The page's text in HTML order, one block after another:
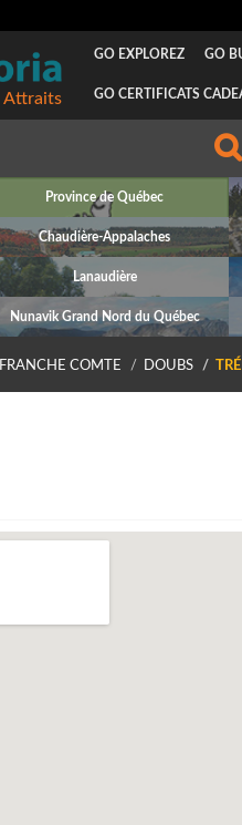
Attraits
GO EXPLOREZ GO
GO CERTIFICATS
Province de Québec
Chaudière-Appalaches
Lanaudière
Nunavik Grand Nord du Québec
FRANCHE COMTE DOUBS